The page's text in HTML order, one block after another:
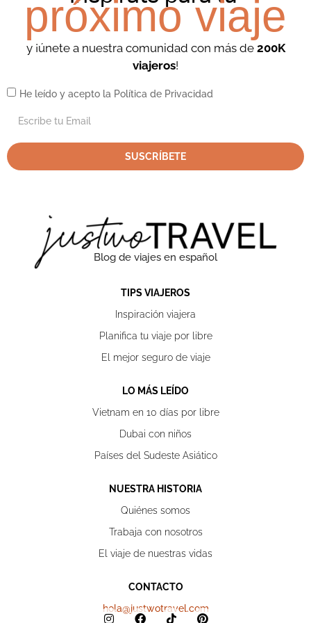
próximo viaje
y ¡únete a nuestra comunidad con más de 200K
viajeros!
He leído y acepto la Política de Privacidad
SUSCRÍBETE
Blog de viajes en español
TIPS VIAJEROS
Inspiración viajera
Planifica tu viaje por libre
El mejor seguro de viaje
LO MÁS LEÍDO
Vietnam en 10 días por libre
Dubai con niños
Países del Sudeste Asiático
NUESTRA HISTORIA
Quiénes somos
Trabaja con nosotros
El viaje de nuestras vidas
CONTACTO
hola@justwotravel.com